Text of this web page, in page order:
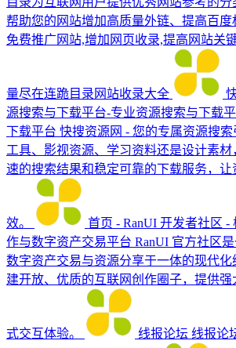
帮助您的网站增加高质量外链、提高百
免费推广网站,增加网页收录,提高网站关
量尽在连跪目录网站收录大全
源搜索与下载平台-专业资源搜索与下载
下载平台 快搜资源网 - 您的专属资源搜
工具、影视资源、学习资料还是设计素
速的搜索结果和稳定可靠的下载服务，
效。
首页 - RanUI 开发者社区 -
作与数字资产交易平台 RanUI 官方社区
数字资产交易与资源分享于一体的现代
建开放、优质的互联网创作圈子，提供
式交互体验。 线报论坛 线报论